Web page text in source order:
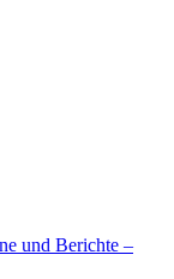
und Berichte –